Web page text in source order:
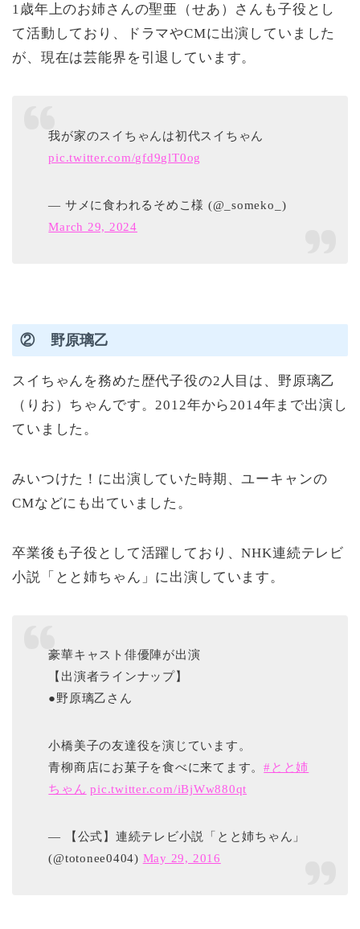
1歳年上のお姉さんの聖亜（せあ）さんも子役とし
て活動しており、ドラマやCMに出演していました
が、現在は芸能界を引退しています。
我が家のスイちゃんは初代スイちゃん
pic.twitter.com/gfd9glT0og
— サメに食われるそめこ様 (@_someko_)
March 29, 2024
② 野原璃乙
スイちゃんを務めた歴代子役の2人目は、野原璃乙
（りお）ちゃんです。2012年から2014年まで出演し
ていました。
みいつけた！に出演していた時期、ユーキャンの
CMなどにも出ていました。
卒業後も子役として活躍しており、NHK連続テレビ
小説「とと姉ちゃん」に出演しています。
豪華キャスト俳優陣が出演
【出演者ラインナップ】
●野原璃乙さん
小橋美子の友達役を演じています。
青柳商店にお菓子を食べに来てます。#とと姉
ちゃん pic.twitter.com/iBjWw880qt
— 【公式】連続テレビ小説「とと姉ちゃん」
(@totonee0404) May 29, 2016